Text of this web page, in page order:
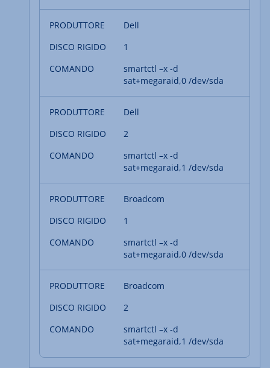
Dell
1
smartctl –x -d
sat+megaraid,0 /dev/sda
Dell
2
smartctl –x -d
sat+megaraid,1 /dev/sda
Broadcom
1
smartctl –x -d
sat+megaraid,0 /dev/sda
Broadcom
2
smartctl –x -d
sat+megaraid,1 /dev/sda